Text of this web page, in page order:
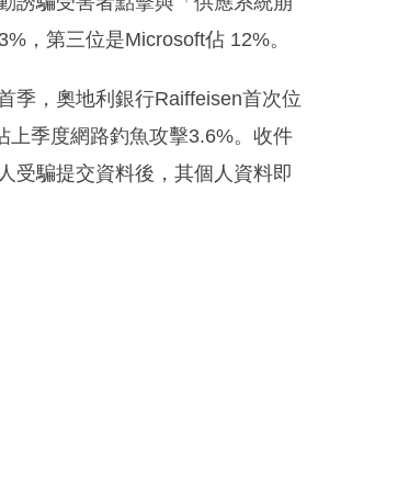
，第三位是Microsoft佔 12%。
季，奧地利銀行Raiffeisen首次位
上季度網路釣魚攻擊3.6%。收件
受騙提交資料後，其個人資料即